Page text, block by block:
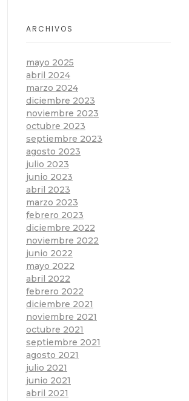
ARCHIVOS
mayo 2025
abril 2024
marzo 2024
diciembre 2023
noviembre 2023
octubre 2023
septiembre 2023
agosto 2023
julio 2023
junio 2023
abril 2023
marzo 2023
febrero 2023
diciembre 2022
noviembre 2022
junio 2022
mayo 2022
abril 2022
febrero 2022
diciembre 2021
noviembre 2021
octubre 2021
septiembre 2021
agosto 2021
julio 2021
junio 2021
abril 2021